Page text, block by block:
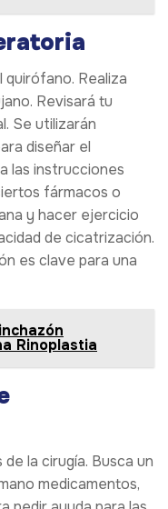
Realiza
Revisará tu
Se utilizarán
diseñar el
las instrucciones
fármacos o
y hacer ejercicio
de cicatrización.
es clave para una
Rinoplastia
la cirugía. Busca un
medicamentos,